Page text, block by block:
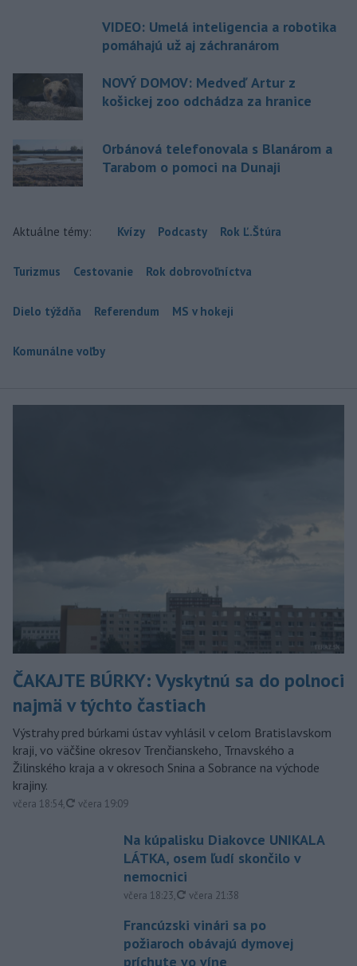
VIDEO: Umelá inteligencia a robotika
pomáhajú už aj záchranárom
NOVÝ DOMOV: Medveď Artur z
košickej zoo odchádza za hranice
Orbánová telefonovala s Blanárom a
Tarabom o pomoci na Dunaji
Aktuálne témy: Kvízy Podcasty Rok Ľ.Štúra
Turizmus Cestovanie Rok dobrovoľníctva
Dielo týždňa Referendum MS v hokeji
Komunálne voľby
ČAKAJTE BÚRKY: Vyskytnú sa do polnoci
najmä v týchto častiach
Výstrahy pred búrkami ústav vyhlásil v celom Bratislavskom
kraji, vo väčšine okresov Trenčianskeho, Trnavského a
Žilinského kraja a v okresoch Snina a Sobrance na východe
krajiny.
včera 18:54, aktualizované
včera 19:09
Na kúpalisku Diakovce UNIKALA
LÁTKA, osem ľudí skončilo v
nemocnici
včera 18:23, aktualizované
včera 21:38
Francúzski vinári sa po
požiaroch obávajú dymovej
príchute vo víne